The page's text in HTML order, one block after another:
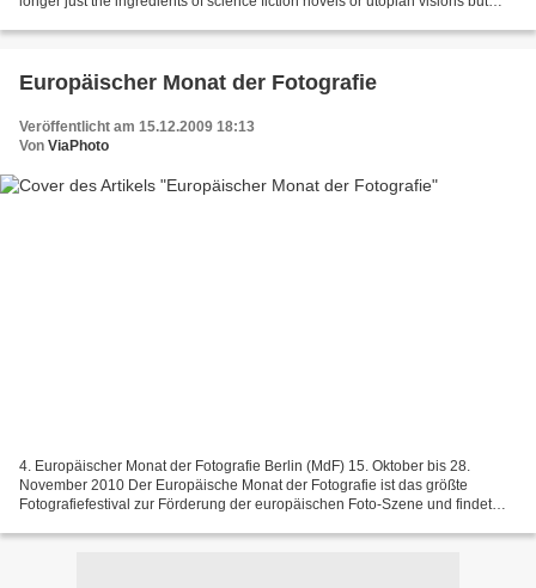
Europäischer Monat der Fotografie
Veröffentlicht am 15.12.2009 18:13
Von ViaPhoto
4. Europäischer Monat der Fotografie Berlin (MdF) 15. Oktober bis 28.
November 2010 Der Europäische Monat der Fotografie ist das größte
Fotografiefestival zur Förderung der europäischen Foto-Szene und findet